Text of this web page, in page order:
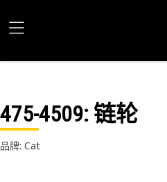
475-4509: 链轮
品牌: Cat